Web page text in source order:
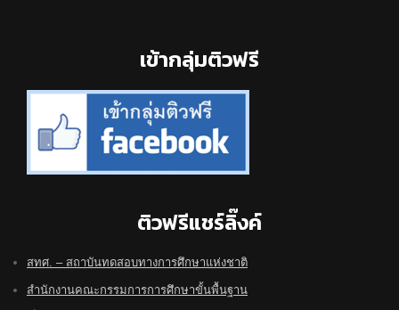
เข้ากลุ่มติวฟรี
ติวฟรีแชร์ลิ๊งค์
สทศ. – สถาบันทดสอบทางการศึกษาแห่งชาติ
สำนักงานคณะกรรมการการศึกษาขั้นพื้นฐาน